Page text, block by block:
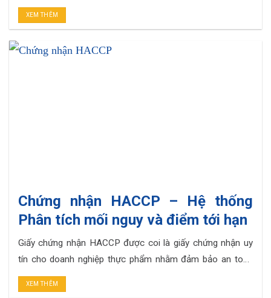
phát triển bền vững. Nhờ việc áp dụng các hệ thống quy
chuẩn tiêu chuẩn như ISO 45001 đã tạo ra được môi
XEM THÊM
Chứng nhận HACCP – Hệ thống
Phân tích mối nguy và điểm tới hạn
Giấy chứng nhận HACCP được coi là giấy chứng nhận uy
tín cho doanh nghiệp thực phẩm nhằm đảm bảo an toàn
thực phẩm hiện nay. Ngày một nhiều các doanh nghiệp làm
trong chuỗi cung ứng thực phẩm nhận được giấy chứng
XEM THÊM